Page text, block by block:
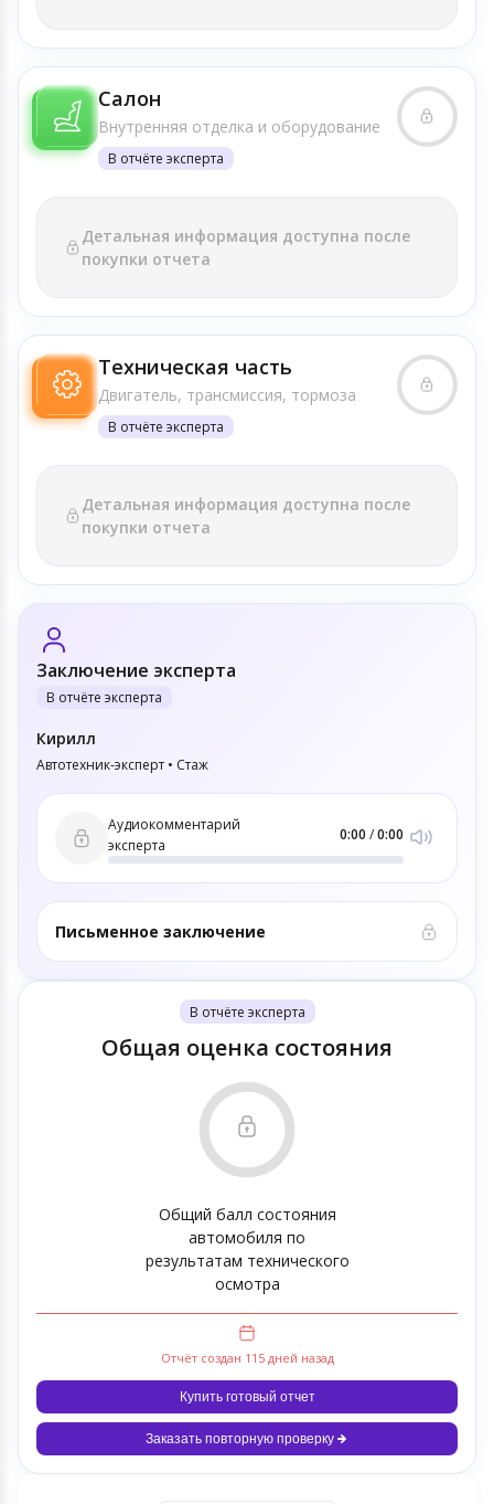
Салон
Внутренняя отделка и оборудование
В отчёте эксперта
Детальная информация доступна после
покупки отчета
Техническая часть
Двигатель, трансмиссия, тормоза
В отчёте эксперта
Детальная информация доступна после
покупки отчета
Заключение эксперта
В отчёте эксперта
Кирилл
Автотехник-эксперт • Стаж
Аудиокомментарий
эксперта
0:00 /0:00
Письменное заключение
В отчёте эксперта
Общая оценка состояния
Общий балл состояния
автомобиля по
результатам технического
осмотра
Отчёт создан 115 дней назад
Купить готовый отчет
Заказать повторную проверку